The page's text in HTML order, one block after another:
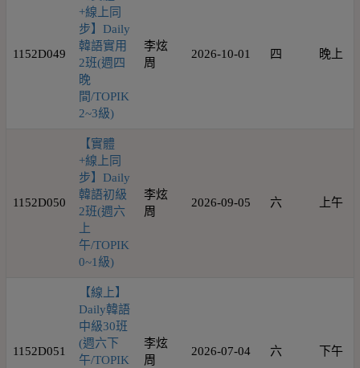
1152D049
+線上同
步】Daily
韓語實用
2班(週四
晚
間/TOPIK
2~3級)
李炫
周
2026-10-01 四 晚上
1152D050
【實體
+線上同
步】Daily
韓語初級
2班(週六
上
午/TOPIK
0~1級)
李炫
周
2026-09-05 六 上午
1152D051
【線上】
Daily韓語
中級30班
(週六下
午/TOPIK
李炫
周
2026-07-04 六 下午